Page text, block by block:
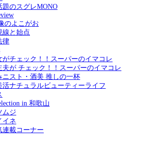
題のスグレMONO
のよこがお
線と始点
律
がチェック！！スーパーのイマコレ
夫が チェック！！スーパーのイマコレ
ニスト・酒美 推しの一杯
活ナチュラルビューティーライフ
in 和歌山
ムジ
イネ
連載コーナー